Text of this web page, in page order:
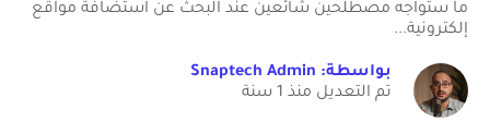
ما ستواجه مصطلحين شائعين عند البحث عن استضافة مواقع
إلكترونية...
بواسطة: Snaptech Admin
تم التعديل منذ 1 سنة